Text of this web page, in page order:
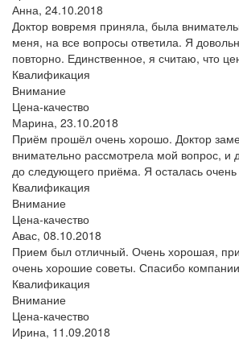
Анна, 24.10.2018
Доктор вовремя приняла, была
меня, на все вопросы ответила. Я
повторно. Единственное, я считаю, что
Квалификация
Внимание
Цена-качество
Марина, 23.10.2018
Приём прошёл очень хорошо. Доктор
внимательно рассмотрела мой вопрос, и
до следующего приёма. Я осталась очень
Квалификация
Внимание
Цена-качество
Авас, 08.10.2018
Прием был отличный. Очень хорошая,
очень хорошие советы. Спасибо
Квалификация
Внимание
Цена-качество
Ирина, 11.09.2018